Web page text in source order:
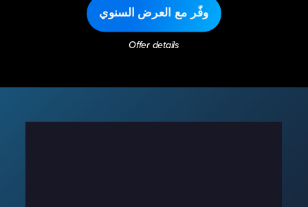
وفّر مع العرض السنوي
Offer details